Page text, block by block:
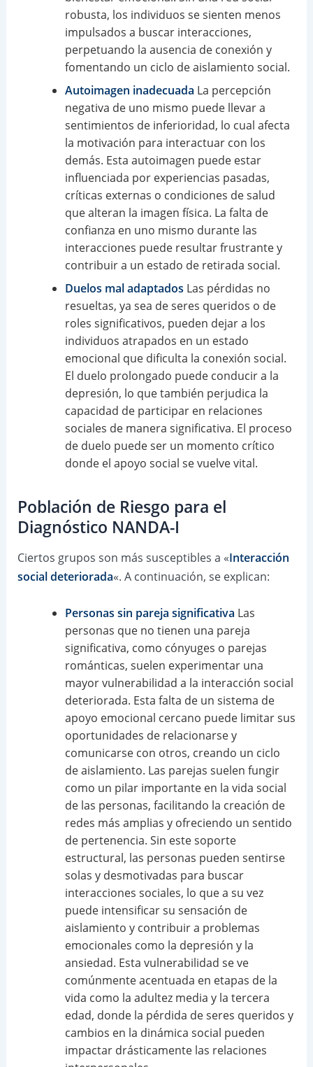
robusta, los individuos se sienten menos
impulsados a buscar interacciones,
perpetuando la ausencia de conexión y
fomentando un ciclo de aislamiento social.
Autoimagen inadecuada La percepción
negativa de uno mismo puede llevar a
sentimientos de inferioridad, lo cual afecta
la motivación para interactuar con los
demás. Esta autoimagen puede estar
influenciada por experiencias pasadas,
críticas externas o condiciones de salud
que alteran la imagen física. La falta de
confianza en uno mismo durante las
interacciones puede resultar frustrante y
contribuir a un estado de retirada social.
Duelos mal adaptados Las pérdidas no
resueltas, ya sea de seres queridos o de
roles significativos, pueden dejar a los
individuos atrapados en un estado
emocional que dificulta la conexión social.
El duelo prolongado puede conducir a la
depresión, lo que también perjudica la
capacidad de participar en relaciones
sociales de manera significativa. El proceso
de duelo puede ser un momento crítico
donde el apoyo social se vuelve vital.
Población de Riesgo para el
Diagnóstico NANDA-I
Ciertos grupos son más susceptibles a «Interacción
social deteriorada«. A continuación, se explican:
Personas sin pareja significativa Las
personas que no tienen una pareja
significativa, como cónyuges o parejas
románticas, suelen experimentar una
mayor vulnerabilidad a la interacción social
deteriorada. Esta falta de un sistema de
apoyo emocional cercano puede limitar sus
oportunidades de relacionarse y
comunicarse con otros, creando un ciclo
de aislamiento. Las parejas suelen fungir
como un pilar importante en la vida social
de las personas, facilitando la creación de
redes más amplias y ofreciendo un sentido
de pertenencia. Sin este soporte
estructural, las personas pueden sentirse
solas y desmotivadas para buscar
interacciones sociales, lo que a su vez
puede intensificar su sensación de
aislamiento y contribuir a problemas
emocionales como la depresión y la
ansiedad. Esta vulnerabilidad se ve
comúnmente acentuada en etapas de la
vida como la adultez media y la tercera
edad, donde la pérdida de seres queridos y
cambios en la dinámica social pueden
impactar drásticamente las relaciones